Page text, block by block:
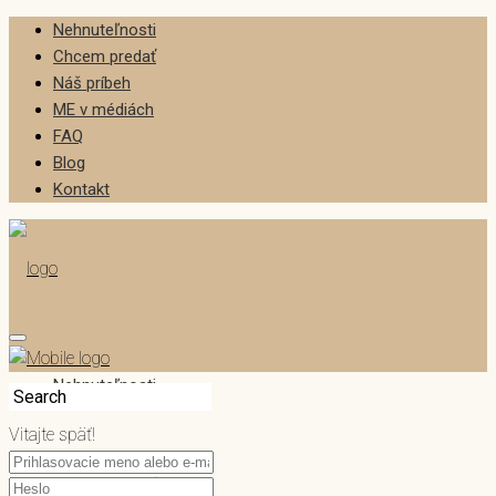
Nehnuteľnosti
Chcem predať
Náš príbeh
ME v médiách
FAQ
Blog
Kontakt
Nehnuteľnosti
Chcem predať
Vitajte späť!